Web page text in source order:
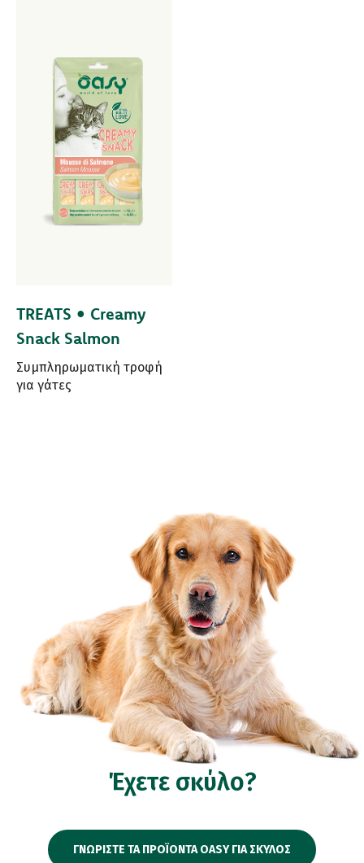
TREATS • Creamy
Snack Salmon
Συμπληρωματική τροφή
για γάτες
Έχετε σκύλο?
ΓΝΩΡΙΣΤΕ ΤΑ ΠΡΟΪΟΝΤΑ OASY ΓΙΑ ΣΚΥΛΟΣ